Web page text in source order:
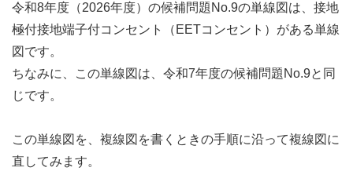
令和8年度（2026年度）の候補問題No.9の単線図は、接地
極付接地端子付コンセント（EETコンセント）がある単線
図です。
ちなみに、この単線図は、令和7年度の候補問題No.9と同
じです。
この単線図を、複線図を書くときの手順に沿って複線図に
直してみます。